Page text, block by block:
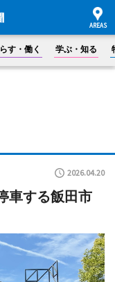
す・働く 学ぶ・知る
2026.04.20
車する飯田市